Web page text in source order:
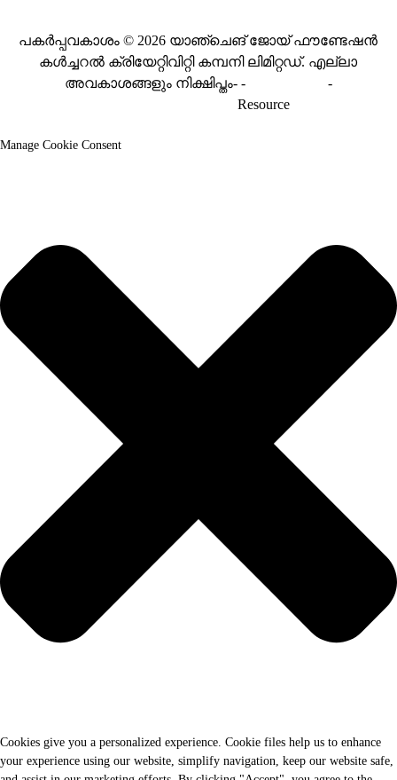
പകർപ്പവകാശം © 2026 യാഞ്ചെങ് ജോയ് ഫൗണ്ടേഷൻ
കൾച്ചറൽ ക്രിയേറ്റിവിറ്റി കമ്പനി ലിമിറ്റഡ്. എല്ലാ
അവകാശങ്ങളും നിക്ഷിപ്തം- -
-
Resource
Manage Cookie Consent
Cookies give you a personalized experience. Cookie files help us to enhance
your experience using our website, simplify navigation, keep our website safe,